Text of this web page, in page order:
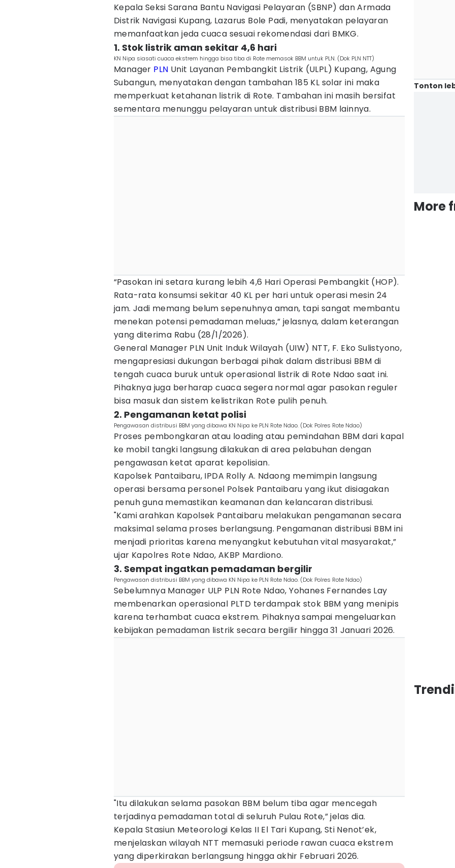
Kepala Seksi Sarana Bantu Navigasi Pelayaran (SBNP) dan Armada
Distrik Navigasi Kupang, Lazarus Bole Padi, menyatakan pelayaran
memanfaatkan jeda cuaca sesuai rekomendasi dari BMKG.
1. Stok listrik aman sekitar 4,6 hari
KN Nipa siasati cuaca ekstrem hingga bisa tiba di Rote memasok BBM untuk PLN. (Dok PLN NTT)
Manager PLN Unit Layanan Pembangkit Listrik (ULPL) Kupang, Agung
Subangun, menyatakan dengan tambahan 185 KL solar ini maka
memperkuat ketahanan listrik di Rote. Tambahan ini masih bersifat
sementara menunggu pelayaran untuk distribusi BBM lainnya.
“Pasokan ini setara kurang lebih 4,6 Hari Operasi Pembangkit (HOP).
Rata-rata konsumsi sekitar 40 KL per hari untuk operasi mesin 24
jam. Jadi memang belum sepenuhnya aman, tapi sangat membantu
menekan potensi pemadaman meluas,” jelasnya, dalam keterangan
yang diterima Rabu (28/1/2026).
General Manager PLN Unit Induk Wilayah (UIW) NTT, F. Eko Sulistyono,
mengapresiasi dukungan berbagai pihak dalam distribusi BBM di
tengah cuaca buruk untuk operasional listrik di Rote Ndao saat ini.
Pihaknya juga berharap cuaca segera normal agar pasokan reguler
bisa masuk dan sistem kelistrikan Rote pulih penuh.
2. Pengamanan ketat polisi
Pengawasan distribusi BBM yang dibawa KN Nipa ke PLN Rote Ndao. (Dok Polres Rote Ndao)
Proses pembongkaran atau loading atau pemindahan BBM dari kapal
ke mobil tangki langsung dilakukan di area pelabuhan dengan
pengawasan ketat aparat kepolisian.
Kapolsek Pantaibaru, IPDA Rolly A. Ndaong memimpin langsung
operasi bersama personel Polsek Pantaibaru yang ikut disiagakan
penuh guna memastikan keamanan dan kelancaran distribusi.
"Kami arahkan Kapolsek Pantaibaru melakukan pengamanan secara
maksimal selama proses berlangsung. Pengamanan distribusi BBM ini
menjadi prioritas karena menyangkut kebutuhan vital masyarakat,”
ujar Kapolres Rote Ndao, AKBP Mardiono.
3. Sempat ingatkan pemadaman bergilir
Pengawasan distribusi BBM yang dibawa KN Nipa ke PLN Rote Ndao. (Dok Polres Rote Ndao)
Sebelumnya Manager ULP PLN Rote Ndao, Yohanes Fernandes Lay
membenarkan operasional PLTD terdampak stok BBM yang menipis
karena terhambat cuaca ekstrem. Pihaknya sampai mengeluarkan
kebijakan pemadaman listrik secara bergilir hingga 31 Januari 2026.
"Itu dilakukan selama pasokan BBM belum tiba agar mencegah
terjadinya pemadaman total di seluruh Pulau Rote,” jelas dia.
Kepala Stasiun Meteorologi Kelas II El Tari Kupang, Sti Nenot’ek,
menjelaskan wilayah NTT memasuki periode rawan cuaca ekstrem
yang diperkirakan berlangsung hingga akhir Februari 2026.
Tonton
More